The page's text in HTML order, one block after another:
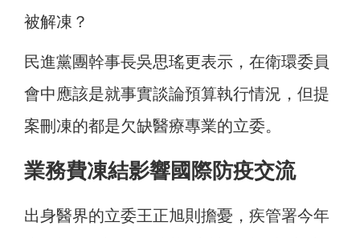
被解凍？
民進黨團幹事長吳思瑤更表示，在衛環委員
會中應該是就事實談論預算執行情況，但提
案刪凍的都是欠缺醫療專業的立委。
業務費凍結影響國際防疫交流
出身醫界的立委王正旭則擔憂，疾管署今年